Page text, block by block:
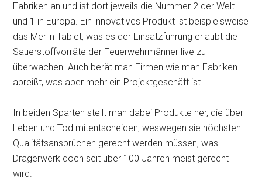
Fabriken an und ist dort jeweils die Nummer 2 der Welt
und 1 in Europa. Ein innovatives Produkt ist beispielsweise
das Merlin Tablet, was es der Einsatzführung erlaubt die
Sauerstoffvorräte der Feuerwehrmänner live zu
überwachen. Auch berät man Firmen wie man Fabriken
abreißt, was aber mehr ein Projektgeschäft ist.
In beiden Sparten stellt man dabei Produkte her, die über
Leben und Tod mitentscheiden, weswegen sie höchsten
Qualitätsansprüchen gerecht werden müssen, was
Drägerwerk doch seit über 100 Jahren meist gerecht
wird.